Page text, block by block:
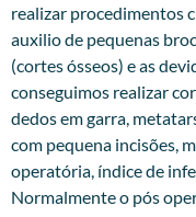
realizar procedimentos
auxilio de pequenas
(cortes ósseos) e as
conseguimos realizar
dedos em garra,
com pequena incisões,
operatória, índice de
Normalmente o pós